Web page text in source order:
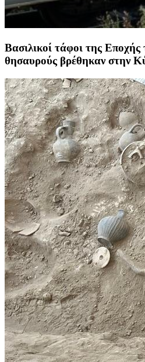
Βασιλικοί τάφοι της
θησαυρούς βρέθηκαν στην